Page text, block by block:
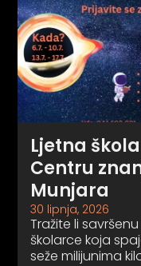
Ljetna
Centru
Munjara
30 lipnja, 2026
Tražite li
školarce koja
seže milijunima